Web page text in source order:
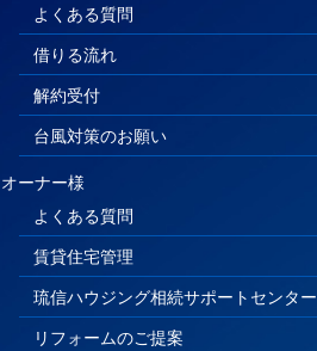
よくある質問
借りる流れ
解約受付
台風対策のお願い
オーナー様
よくある質問
賃貸住宅管理
琉信ハウジング相続サポートセンター
リフォームのご提案